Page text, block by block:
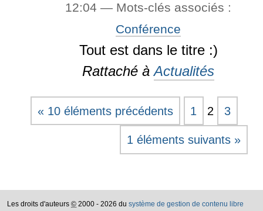
12:04— Mots-clés associés :
Conférence
Tout est dans le titre :)
Rattaché à Actualités
« 10 éléments précédents
1 éléments suivants »
1 2 3
Les droits d'auteurs © 2000 - 2026 du système de gestion de contenu libre